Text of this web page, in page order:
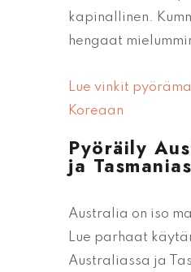
kapinallinen.
hengaat
Lue vinkit
Koreaan
Pyöräily
ja
Australia on iso
Lue parhaat
Australiassa ja